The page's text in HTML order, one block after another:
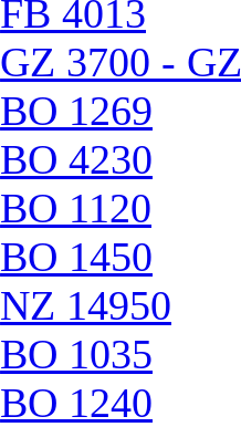
FB 4013
GZ 3700 -
BO 1269
BO 4230
BO 1120
BO 1450
NZ 14950
BO 1035
BO 1240